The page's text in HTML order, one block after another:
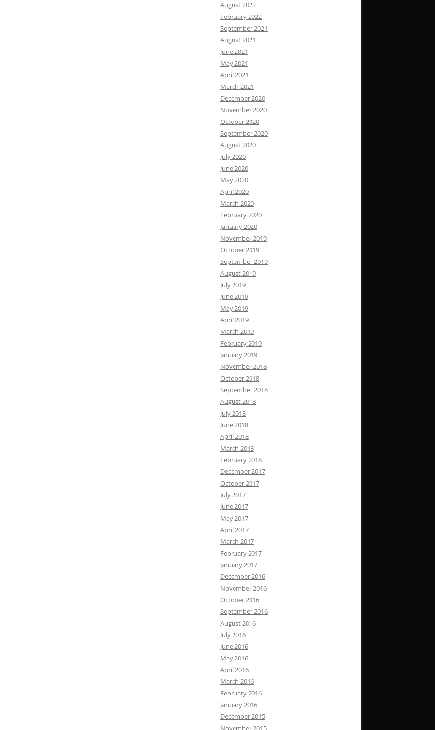
August 2022
February 2022
September 2021
August 2021
June 2021
May 2021
April 2021
March 2021
December 2020
November 2020
October 2020
September 2020
August 2020
July 2020
June 2020
May 2020
April 2020
March 2020
February 2020
January 2020
November 2019
October 2019
September 2019
August 2019
July 2019
June 2019
May 2019
April 2019
March 2019
February 2019
January 2019
November 2018
October 2018
September 2018
August 2018
July 2018
June 2018
April 2018
March 2018
February 2018
December 2017
October 2017
July 2017
June 2017
May 2017
April 2017
March 2017
February 2017
January 2017
December 2016
November 2016
October 2016
September 2016
August 2016
July 2016
June 2016
May 2016
April 2016
March 2016
February 2016
January 2016
December 2015
November 2015